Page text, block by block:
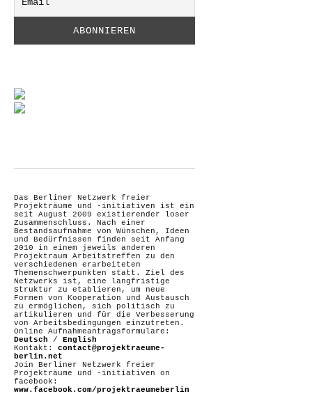
Das Berliner Netzwerk freier
Projekträume und -initiativen ist ein
seit August 2009 existierender loser
Zusammenschluss. Nach einer
Bestandsaufnahme von Wünschen, Ideen
und Bedürfnissen finden seit Anfang
2010 in einem jeweils anderen
Projektraum Arbeitstreffen zu den
verschiedenen erarbeiteten
Themenschwerpunkten statt. Ziel des
Netzwerks ist, eine langfristige
Struktur zu etablieren, um neue
Formen von Kooperation und Austausch
zu ermöglichen, sich politisch zu
artikulieren und für die Verbesserung
von Arbeitsbedingungen einzutreten.
Online Aufnahmeantragsformulare:
Deutsch / English
Kontakt: contact@projektraeume-
berlin.net
Join Berliner Netzwerk freier
Projekträume und -initiativen on
facebook:
www.facebook.com/projektraeumeberlin